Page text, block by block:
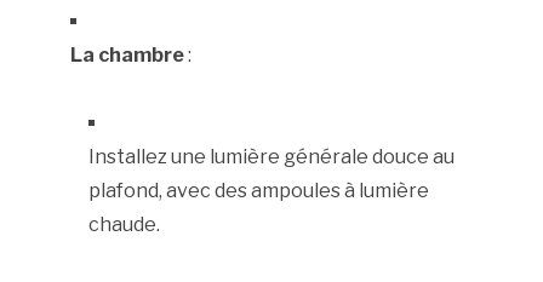
La chambre:
Installez une lumière générale douce au
plafond, avec des ampoules à lumière
chaude.